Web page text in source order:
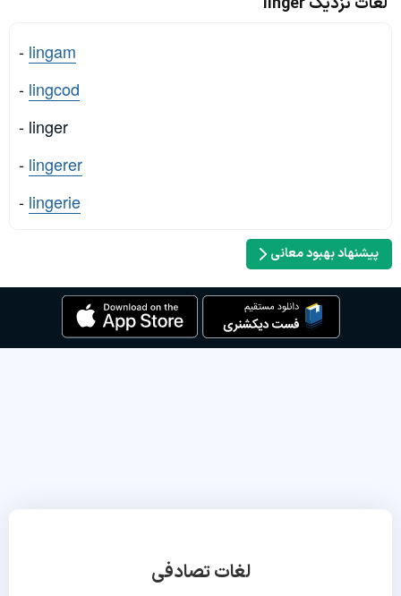
- lingam
- lingcod
- linger
- lingerer
- lingerie
پیشنهاد بهبود معانی
لغات تصادفی